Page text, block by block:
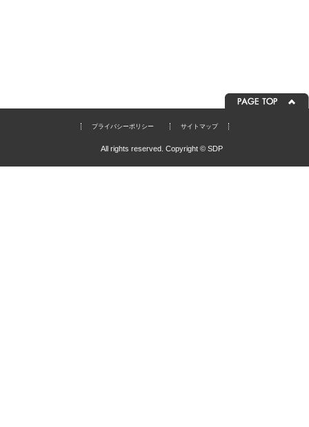
プライバシーポリシー サイトマップ
All rights reserved. Copyright © SDP